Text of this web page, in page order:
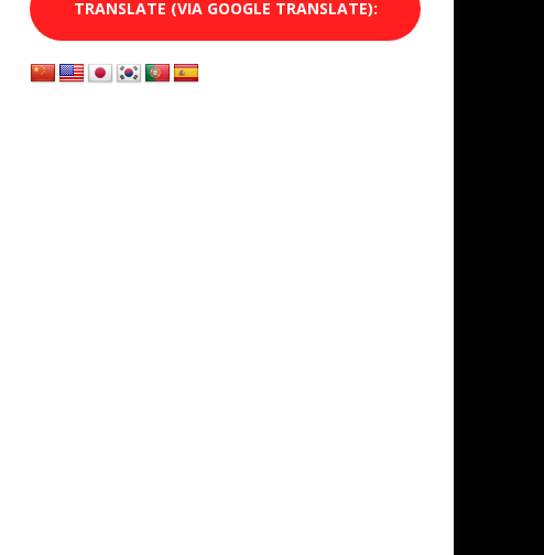
TRANSLATE (VIA GOOGLE TRANSLATE):